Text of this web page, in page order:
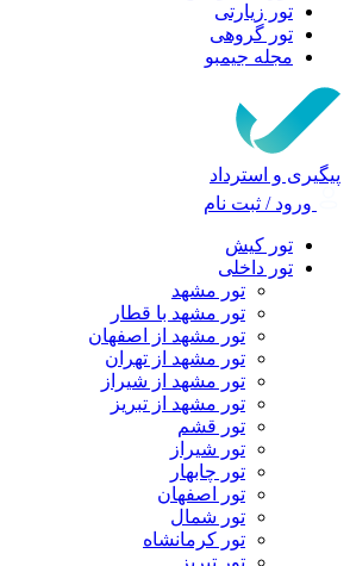
تور زیارتی
تور گروهی
مجله جیمبو
پیگیری و استرداد
ورود / ثبت نام
تور کیش
تور داخلی
تور مشهد
تور مشهد با قطار
تور مشهد از اصفهان
تور مشهد از تهران
تور مشهد از شیراز
تور مشهد از تبریز
تور قشم
تور شیراز
تور چابهار
تور اصفهان
تور شمال
تور کرمانشاه
تور تبریز